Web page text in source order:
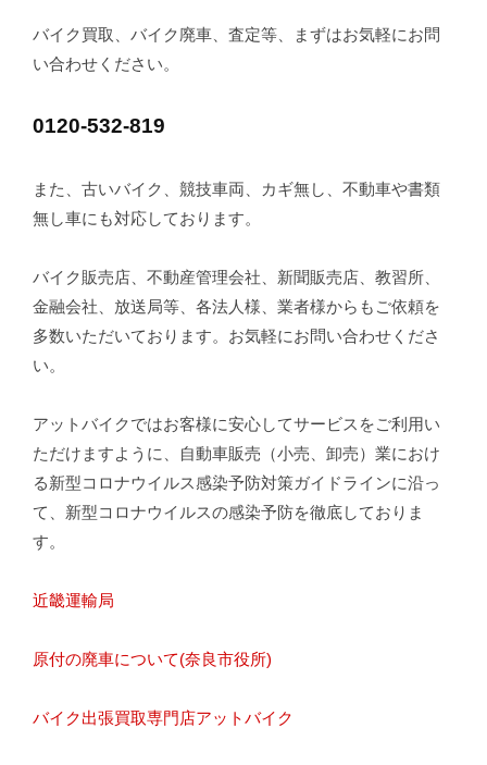
バイク買取、バイク廃車、査定等、まずはお気軽にお問
い合わせください。
0120-532-819
また、古いバイク、競技車両、カギ無し、不動車や書類
無し車にも対応しております。
バイク販売店、不動産管理会社、新聞販売店、教習所、
金融会社、放送局等、各法人様、業者様からもご依頼を
多数いただいております。お気軽にお問い合わせくださ
い。
アットバイクではお客様に安心してサービスをご利用い
ただけますように、自動車販売（小売、卸売）業におけ
る新型コロナウイルス感染予防対策ガイドラインに沿っ
て、新型コロナウイルスの感染予防を徹底しておりま
す。
近畿運輸局
原付の廃車について(奈良市役所)
バイク出張買取専門店アットバイク